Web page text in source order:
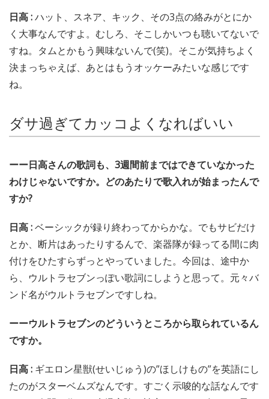
日高 :ハット、スネア、キック、その3点の絡みがとにか
く大事なんですよ。むしろ、そこしかいつも聴いてないで
すね。タムとかもう興味ないんで(笑)。そこが気持ちよく
決まっちゃえば、あとはもうオッケーみたいな感じです
ね。
ダサ過ぎてカッコよくなればいい
ーー日高さんの歌詞も、3週間前まではできていなかった
わけじゃないですか。どのあたりで歌入れが始まったんで
すか?
日高 :ベーシックが録り終わってからかな。でもサビだけ
とか、断片はあったりするんで、楽器隊が録ってる間に肉
付けをひたすらずっとやっていました。今回は、途中か
ら、ウルトラセブンっぽい歌詞にしようと思って。元々バ
ンド名がウルトラセブンですしね。
ーーウルトラセブンのどういうところから取られているん
ですか。
日高 : ギエロン星獣(せいじゅう)の”ほしけもの”を英語にし
たのがスターベムズなんです。すごく示唆的な話なんです